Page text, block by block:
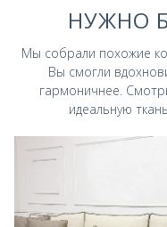
НУЖНО
Мы собрали похожие
Вы смогли
гармоничнее.
идеальную